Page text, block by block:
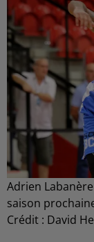
Adrien
saison
Crédit : David